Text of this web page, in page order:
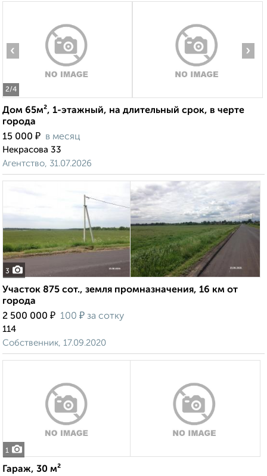
2/4
‹ ›
Дом 65м², 1-этажный, на длительный срок, в черте
города
15 000 ₽ в месяц
Некрасова 33
Агентство, 31.07.2026
3
Участок 875 сот., земля промназначения, 16 км от
города
2 500 000 ₽ 100 ₽ за сотку
114
Собственник, 17.09.2020
1
Гараж, 30 м²